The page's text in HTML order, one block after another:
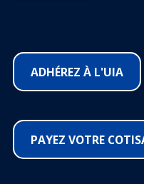
ADHÉREZ À L'UIA
PAYEZ VOTRE